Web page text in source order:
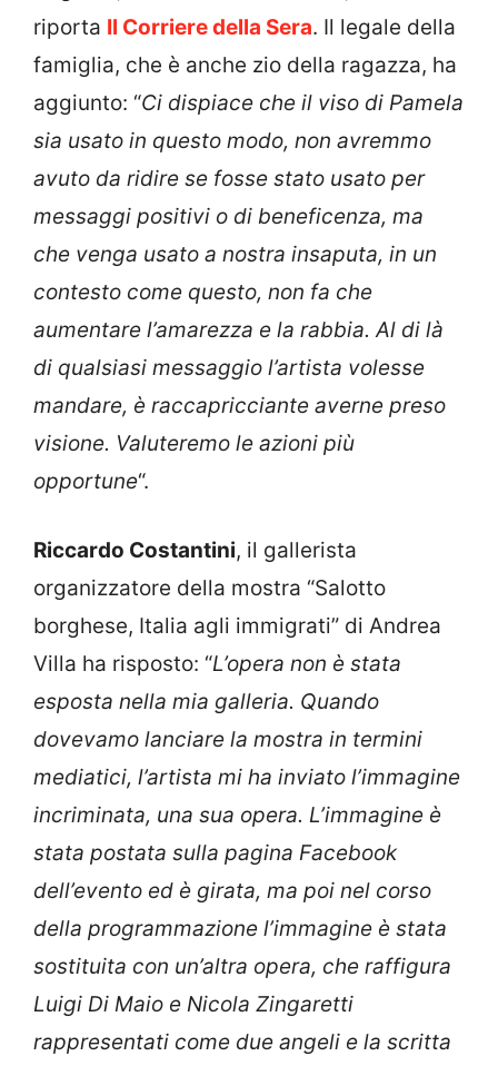
riporta Il Corriere della Sera. Il legale della
famiglia, che è anche zio della ragazza, ha
aggiunto: “Ci dispiace che il viso di Pamela
sia usato in questo modo, non avremmo
avuto da ridire se fosse stato usato per
messaggi positivi o di beneficenza, ma
che venga usato a nostra insaputa, in un
contesto come questo, non fa che
aumentare l’amarezza e la rabbia. Al di là
di qualsiasi messaggio l’artista volesse
mandare, è raccapricciante averne preso
visione. Valuteremo le azioni più
opportune“.
Riccardo Costantini, il gallerista
organizzatore della mostra “Salotto
borghese, Italia agli immigrati” di Andrea
Villa ha risposto: “L’opera non è stata
esposta nella mia galleria. Quando
dovevamo lanciare la mostra in termini
mediatici, l’artista mi ha inviato l’immagine
incriminata, una sua opera. L’immagine è
stata postata sulla pagina Facebook
dell’evento ed è girata, ma poi nel corso
della programmazione l’immagine è stata
sostituita con un’altra opera, che raffigura
Luigi Di Maio e Nicola Zingaretti
rappresentati come due angeli e la scritta